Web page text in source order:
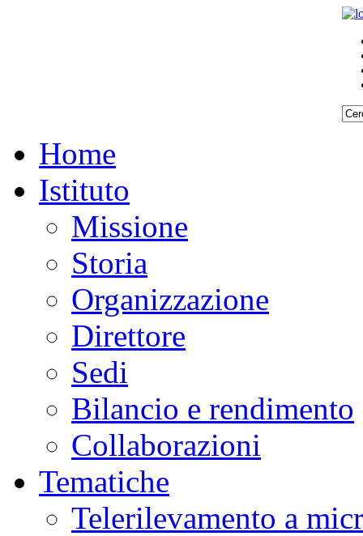
Home
Istituto
Missione
Storia
Organizzazione
Direttore
Sedi
Bilancio e rendimento
Collaborazioni
Tematiche
Telerilevamento a